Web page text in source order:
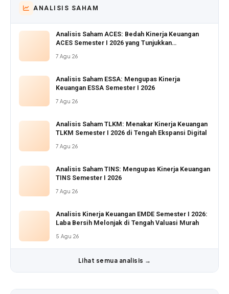
ANALISIS SAHAM
Analisis Saham ACES: Bedah Kinerja Keuangan
ACES Semester I 2026 yang Tunjukkan
7 Agu 26
Analisis Saham ESSA: Mengupas Kinerja
Keuangan ESSA Semester I 2026
7 Agu 26
Analisis Saham TLKM: Menakar Kinerja Keuangan
TLKM Semester I 2026 di Tengah Ekspansi Digital
7 Agu 26
Analisis Saham TINS: Mengupas Kinerja Keuangan
TINS Semester I 2026
7 Agu 26
Analisis Kinerja Keuangan EMDE Semester I 2026:
Laba Bersih Melonjak di Tengah Valuasi Murah
5 Agu 26
Lihat semua analisis →